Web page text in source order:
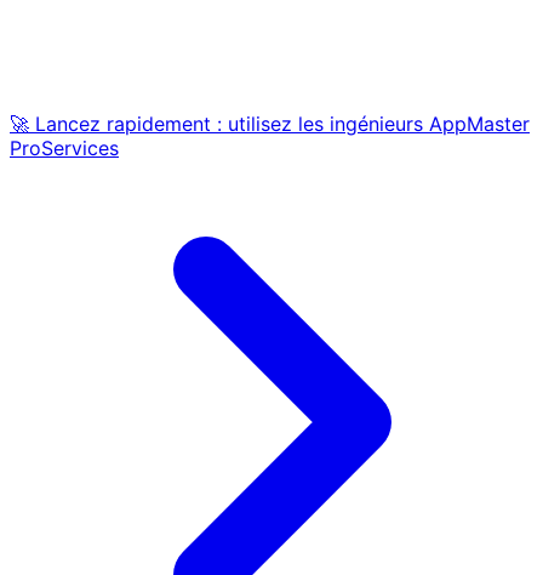
🚀 Lancez rapidement : utilisez les ingénieurs AppMaster
ProServices